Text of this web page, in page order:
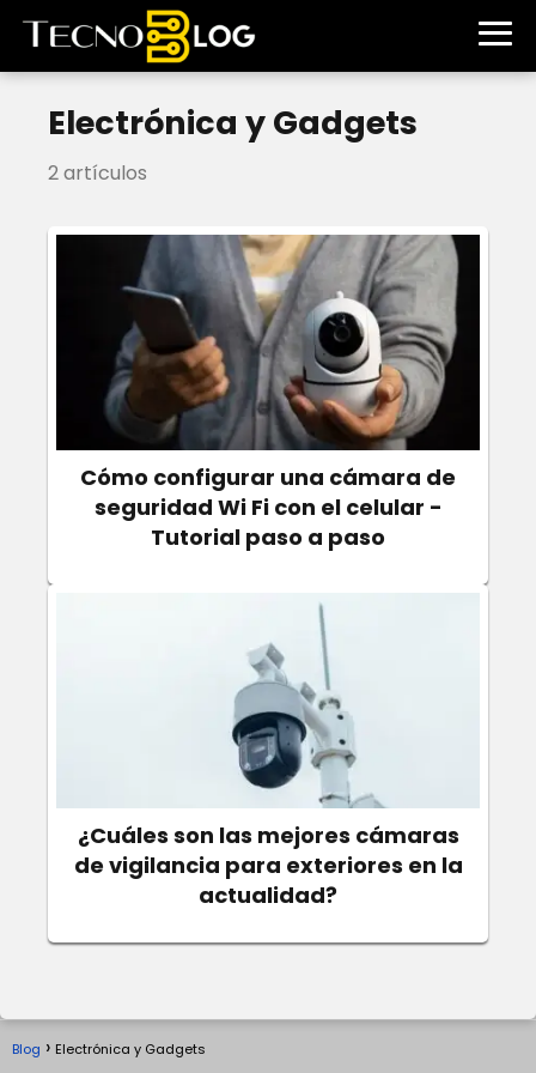
Electrónica y Gadgets
2 artículos
Cómo configurar una cámara de
seguridad Wi Fi con el celular -
Tutorial paso a paso
¿Cuáles son las mejores cámaras
de vigilancia para exteriores en la
actualidad?
Blog Electrónica y Gadgets